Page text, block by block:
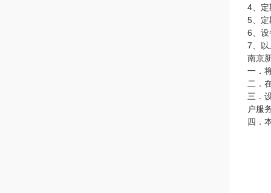
4、定
5、定
6、设
7、以
南京
一．
二．
三．
户服
四．